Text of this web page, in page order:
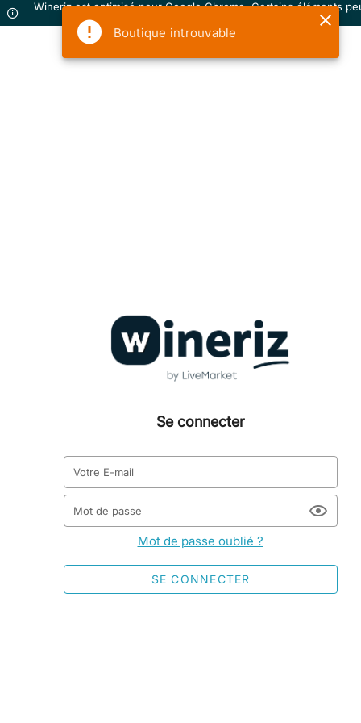
Boutique introuvable
Wineriz est optimisé pour Google Chrome. Certains éléments
ne pas s'afficher correctement sur votre navigateur.
Se connecter
Votre E-mail
Mot de passe
Mot de passe oublié ?
SE CONNECTER